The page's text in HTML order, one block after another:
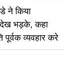
ने किया
देख भड़के, कहा
पूर्वक व्यवहार करे